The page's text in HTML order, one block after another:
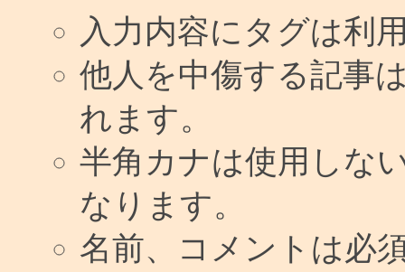
入力内容にタグは利
他人を中傷する記事
れます。
半角カナは使用しな
なります。
名前、コメントは必